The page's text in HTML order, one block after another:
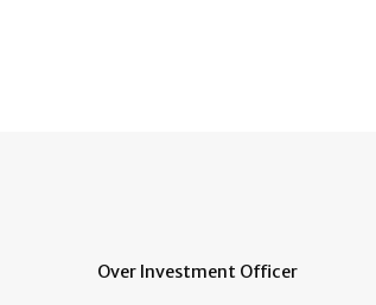
Over Investment Officer